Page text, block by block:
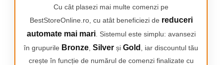
faceți griji că apa se înmoaie în el.
Buzunare magnetice
Covorașul din silicon are4 locuri magnetice.
Odată ce le-ați pus chiar și cele mai mici
șuruburi, acestea vor rămâne pe loc chiar dacă
Cu cât plasezi mai multe comenzi pe
BestStoreOnline.ro, cu atât beneficiezi de reduceri
automate mai mari. Sistemul este simplu: avansezi
în grupurile Bronze Silver și Gold
, iar discountul tău
crește în funcție de numărul de comenzi finalizate cu